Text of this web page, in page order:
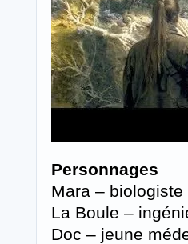
Personnages
Mara –
La Boule –
Doc – jeune